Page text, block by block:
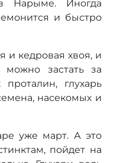
Нарыме. Иногда
и быстро
и кедровая хвоя, и
застать за
глухарь
насекомых и
уже март. А это
пойдет на